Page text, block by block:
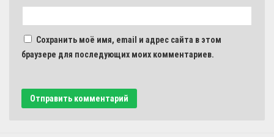
Сохранить моё имя, email и адрес сайта в этом
браузере для последующих моих комментариев.